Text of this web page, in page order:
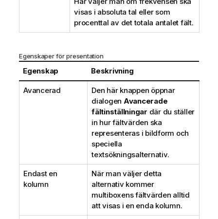
visas i absoluta tal eller som
procenttal av det totala antalet fält.
Egenskaper för presentation
Egenskap Beskrivning
Avancerad
Den här knappen öppnar
dialogen Avancerade
fältinställningar där du ställer
in hur fältvärden ska
representeras i bildform och
speciella
textsökningsalternativ.
Endast en
kolumn
När man väljer detta
alternativ kommer
multiboxens fältvärden alltid
att visas i en enda kolumn.